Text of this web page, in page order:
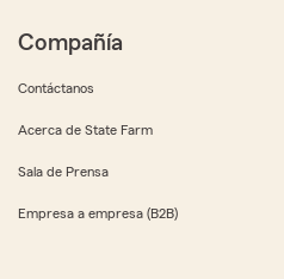
Compañía
Contáctanos
Acerca de State Farm
Sala de Prensa
Empresa a empresa (B2B)